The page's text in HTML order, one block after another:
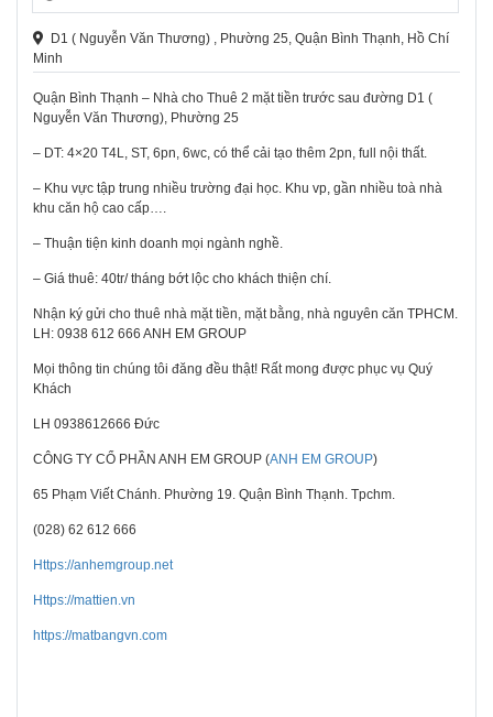
D1 ( Nguyễn Văn Thương) , Phường 25, Quận Bình Thạnh, Hồ Chí
Minh
Quận Bình Thạnh – Nhà cho Thuê 2 mặt tiền trước sau đường D1 (
Nguyễn Văn Thương), Phường 25
– DT: 4×20 T4L, ST, 6pn, 6wc, có thể cải tạo thêm 2pn, full nội thất.
– Khu vực tập trung nhiều trường đại học. Khu vp, gần nhiều toà nhà
khu căn hộ cao cấp….
– Thuận tiện kinh doanh mọi ngành nghề.
– Giá thuê: 40tr/ tháng bớt lộc cho khách thiện chí.
Nhận ký gửi cho thuê nhà mặt tiền, mặt bằng, nhà nguyên căn TPHCM.
LH: 0938 612 666 ANH EM GROUP
Mọi thông tin chúng tôi đăng đều thật! Rất mong được phục vụ Quý
Khách
LH 0938612666 Đức
CÔNG TY CỔ PHẦN ANH EM GROUP (ANH EM GROUP)
65 Phạm Viết Chánh. Phường 19. Quận Bình Thạnh. Tpchm.
(028) 62 612 666
Https://anhemgroup.net
Https://mattien.vn
https://matbangvn.com